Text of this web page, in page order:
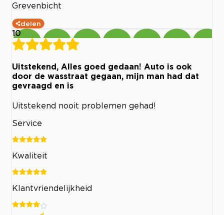
Grevenbicht
delen
10
Uitstekend, Alles goed gedaan! Auto is ook
door de wasstraat gegaan, mijn man had dat
gevraagd en is
Uitstekend nooit problemen gehad!
Service
Kwaliteit
Klantvriendelijkheid